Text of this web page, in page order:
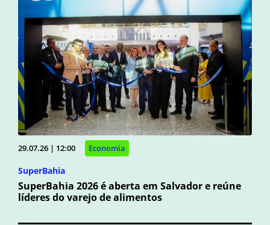
29.07.26 | 12:00 Economia
SuperBahia
SuperBahia 2026 é aberta em Salvador e reúne
líderes do varejo de alimentos